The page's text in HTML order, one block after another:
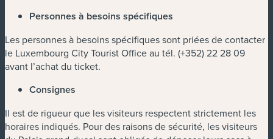
Personnes à besoins spécifiques
Les personnes à besoins spécifiques sont priées de contacter
le Luxembourg City Tourist Office au tél. (+352) 22 28 09
avant l’achat du ticket.
Consignes
Il est de rigueur que les visiteurs respectent strictement les
horaires indiqués. Pour des raisons de sécurité, les visiteurs